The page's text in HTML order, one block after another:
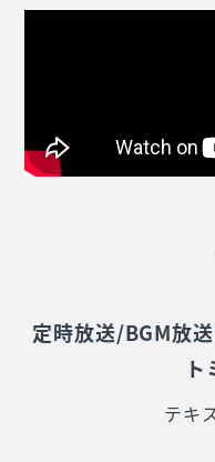
定時放送/BGM放
ト
テキ